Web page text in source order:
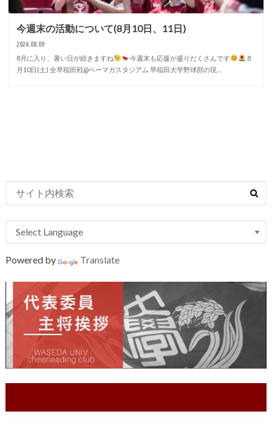
今週末の活動について(8月10日、11日)
2024.08.09
8月に入り、暑い日が続きますね
今週末も応援が盛りだくさんです
8
月10日(土) 全早稲田戦@ベーマガスタジアム 早稲田大学野球部の現…
Powered by Translate